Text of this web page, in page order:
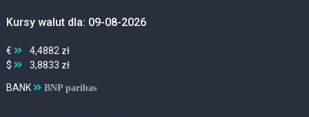
Kursy walut dla: 09-08-2026
€
4,4882 zł
$
3,8833 zł
BANK BNP paribas